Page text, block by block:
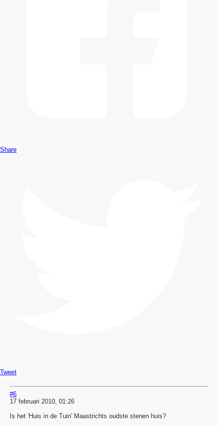
Share
Tweet
#6
17 februari 2010, 01:26
Is het 'Huis in de Tuin' Maastrichts oudste stenen huis?